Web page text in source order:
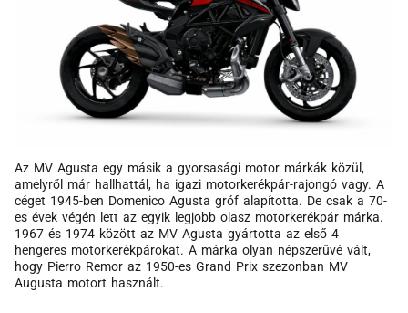
Az MV Agusta egy másik a gyorsasági motor márkák közül,
amelyről már hallhattál, ha igazi motorkerékpár-rajongó vagy. A
céget 1945-ben Domenico Agusta gróf alapította. De csak a 70-
es évek végén lett az egyik legjobb olasz motorkerékpár márka.
1967 és 1974 között az MV Agusta gyártotta az első 4
hengeres motorkerékpárokat. A márka olyan népszerűvé vált,
hogy Pierro Remor az 1950-es Grand Prix szezonban MV
Augusta motort használt.